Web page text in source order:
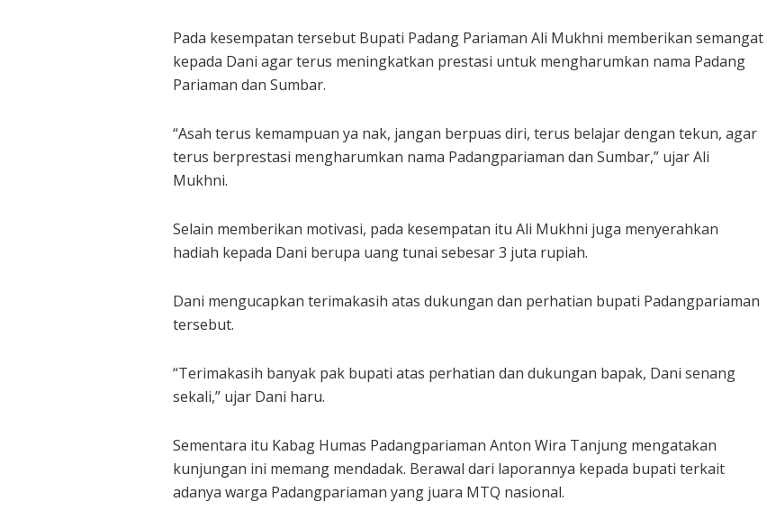
Pada kesempatan tersebut Bupati Padang Pariaman Ali Mukhni memberikan semangat
kepada Dani agar terus meningkatkan prestasi untuk mengharumkan nama Padang
Pariaman dan Sumbar.
“Asah terus kemampuan ya nak, jangan berpuas diri, terus belajar dengan tekun, agar
terus berprestasi mengharumkan nama Padangpariaman dan Sumbar,” ujar Ali
Mukhni.
Selain memberikan motivasi, pada kesempatan itu Ali Mukhni juga menyerahkan
hadiah kepada Dani berupa uang tunai sebesar 3 juta rupiah.
Dani mengucapkan terimakasih atas dukungan dan perhatian bupati Padangpariaman
tersebut.
“Terimakasih banyak pak bupati atas perhatian dan dukungan bapak, Dani senang
sekali,” ujar Dani haru.
Sementara itu Kabag Humas Padangpariaman Anton Wira Tanjung mengatakan
kunjungan ini memang mendadak. Berawal dari laporannya kepada bupati terkait
adanya warga Padangpariaman yang juara MTQ nasional.